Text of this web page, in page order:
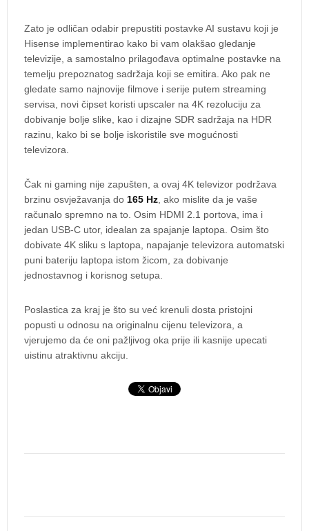
Zato je odličan odabir prepustiti postavke AI sustavu koji je
Hisense implementirao kako bi vam olakšao gledanje
televizije, a samostalno prilagođava optimalne postavke na
temelju prepoznatog sadržaja koji se emitira. Ako pak ne
gledate samo najnovije filmove i serije putem streaming
servisa, novi čipset koristi upscaler na 4K rezoluciju za
dobivanje bolje slike, kao i dizajne SDR sadržaja na HDR
razinu, kako bi se bolje iskoristile sve mogućnosti
televizora.
Čak ni gaming nije zapušten, a ovaj 4K televizor podržava
brzinu osvježavanja do 165 Hz , ako mislite da je vaše
računalo spremno na to. Osim HDMI 2.1 portova, ima i
jedan USB-C utor, idealan za spajanje laptopa. Osim što
dobivate 4K sliku s laptopa, napajanje televizora automatski
puni bateriju laptopa istom žicom, za dobivanje
jednostavnog i korisnog setupa.
Poslastica za kraj je što su već krenuli dosta pristojni
popusti u odnosu na originalnu cijenu televizora, a
vjerujemo da će oni pažljivog oka prije ili kasnije upecati
uistinu atraktivnu akciju.